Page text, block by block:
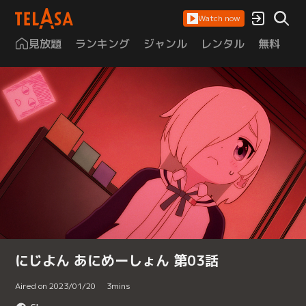
Watch now
見放題 ランキング ジャンル レンタル 無料
にじよん あにめーしょん 第03話
Aired on 2023/01/20 3mins